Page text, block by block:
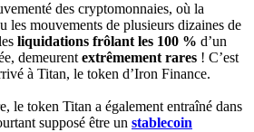
des cryptomonnaies, où la
les mouvements de plusieurs dizaines de
liquidations frôlant les 100 % d’un
demeurent extrêmement rares ! C’est
à Titan, le token d’Iron Finance.
le token Titan a également entraîné dans
supposé être un stablecoin